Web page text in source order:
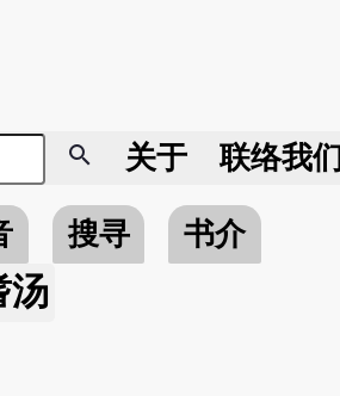
search 关于 联络我们
搜寻
书介
汤